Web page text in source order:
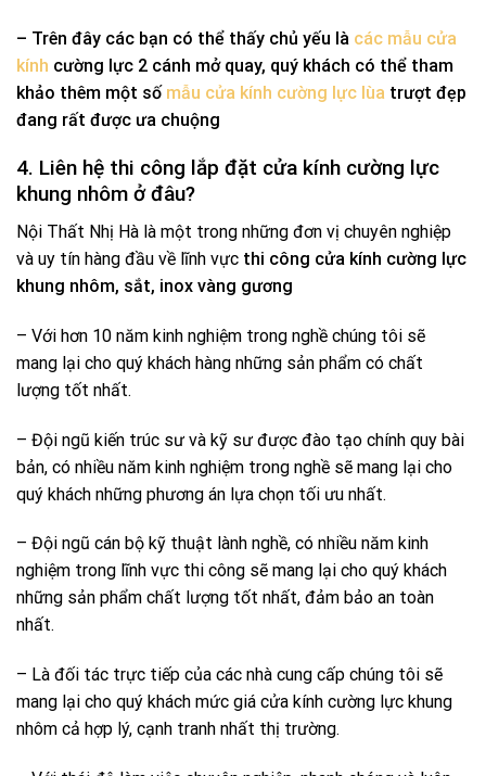
– Trên đây các bạn có thể thấy chủ yếu là các mẫu cửa
kính cường lực 2 cánh mở quay, quý khách có thể tham
khảo thêm một số mẫu cửa kính cường lực lùa trượt đẹp
đang rất được ưa chuộng
4. Liên hệ thi công lắp đặt cửa kính cường lực
khung nhôm ở đâu?
Nội Thất Nhị Hà là một trong những đơn vị chuyên nghiệp
và uy tín hàng đầu về lĩnh vực thi công cửa kính cường lực
khung nhôm, sắt, inox vàng gương
– Với hơn 10 năm kinh nghiệm trong nghề chúng tôi sẽ
mang lại cho quý khách hàng những sản phẩm có chất
lượng tốt nhất.
– Đội ngũ kiến trúc sư và kỹ sư được đào tạo chính quy bài
bản, có nhiều năm kinh nghiệm trong nghề sẽ mang lại cho
quý khách những phương án lựa chọn tối ưu nhất.
– Đội ngũ cán bộ kỹ thuật lành nghề, có nhiều năm kinh
nghiệm trong lĩnh vực thi công sẽ mang lại cho quý khách
những sản phẩm chất lượng tốt nhất, đảm bảo an toàn
nhất.
– Là đối tác trực tiếp của các nhà cung cấp chúng tôi sẽ
mang lại cho quý khách mức giá cửa kính cường lực khung
nhôm cả hợp lý, cạnh tranh nhất thị trường.